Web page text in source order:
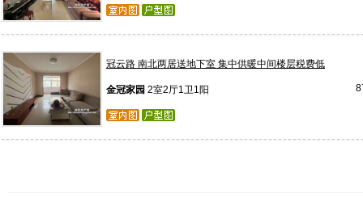
冠云路 南北两居送地下室 集中供暖中间楼层税费低
金冠家园 2室2厅1卫1阳